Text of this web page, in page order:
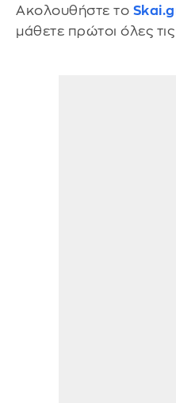
Ακολουθήστε το
μάθετε πρώτοι όλες τις